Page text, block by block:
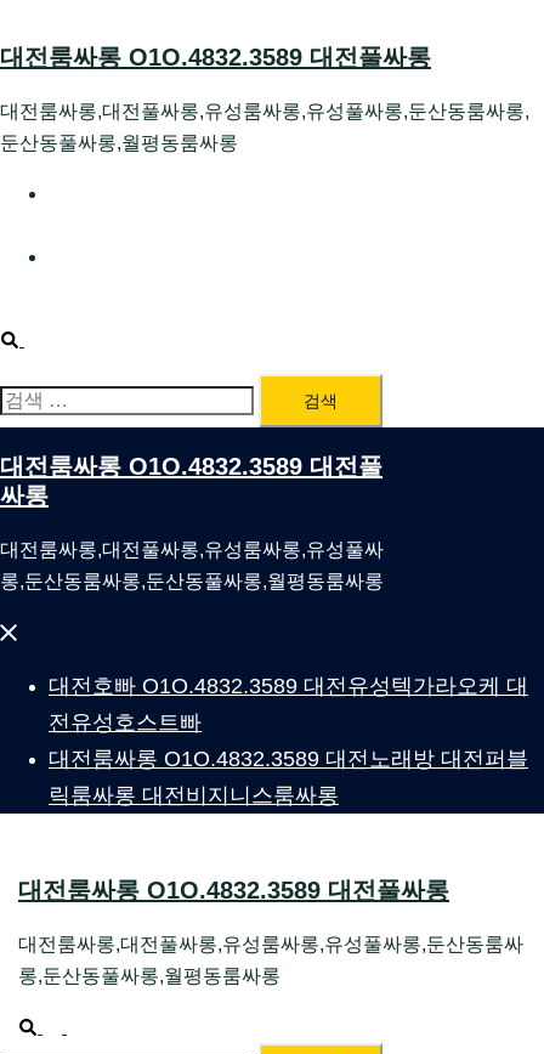
to
대전룸싸롱 O1O.4832.3589 대전풀싸롱
대전룸싸롱,대전풀싸롱,유성룸싸롱,유성풀싸롱,둔산동룸싸롱,
둔산동풀싸롱,월평동룸싸롱
Search
검
색:
대전룸싸롱 O1O.4832.3589 대전풀
싸롱
대전룸싸롱,대전풀싸롱,유성룸싸롱,유성풀싸
롱,둔산동룸싸롱,둔산동풀싸롱,월평동룸싸롱
Close
대전호빠 O1O.4832.3589 대전유성텍가라오케 대
전유성호스트빠
대전룸싸롱 O1O.4832.3589 대전노래방 대전퍼블
릭룸싸롱 대전비지니스룸싸롱
대전룸싸롱 O1O.4832.3589 대전풀싸롱
대전룸싸롱,대전풀싸롱,유성룸싸롱,유성풀싸롱,둔산동룸싸
롱,둔산동풀싸롱,월평동룸싸롱
Search